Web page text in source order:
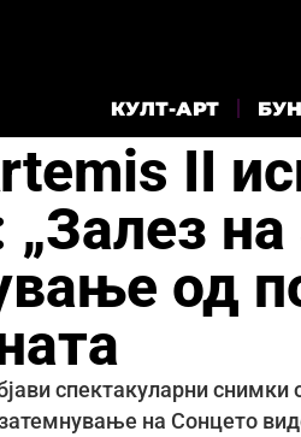
КУЛТ-АРТ
II
на
од
спектакуларни снимки
на Сонцето